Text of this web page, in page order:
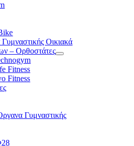
Οικιακά
– Ορθοστάτες
Fitness
Fitness
Γυμναστικής